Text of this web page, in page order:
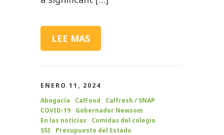
LEE MAS
ENERO 11, 2024
Abogacía
CalFood
Calfresh / SNAP
COVID-19
Gobernador Newsom
En las noticias
Comidas del colegio
SSI
Presupuesto del Estado